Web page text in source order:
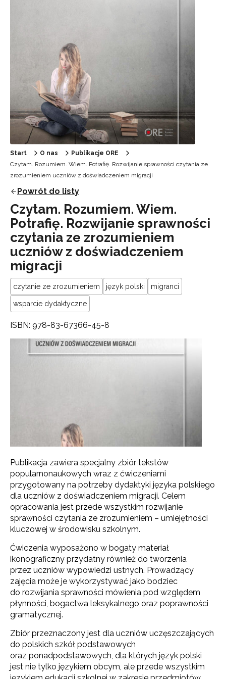
Start O nas
Publikacje ORE
Czytam. Rozumiem. Wiem. Potrafię. Rozwijanie sprawności czytania ze
zrozumieniem uczniów z doświadczeniem migracji
Powrót do listy
Czytam. Rozumiem. Wiem.
Potrafię. Rozwijanie sprawności
czytania ze zrozumieniem
uczniów z doświadczeniem
migracji
czytanie ze zrozumieniem język polski migranci
wsparcie dydaktyczne
ISBN: 978-83-67366-45-8
Publikacja zawiera specjalny zbiór tekstów
popularnonaukowych wraz z ćwiczeniami
przygotowany na potrzeby dydaktyki języka polskiego
dla uczniów z doświadczeniem migracji. Celem
opracowania jest przede wszystkim rozwijanie
sprawności czytania ze zrozumieniem – umiejętności
kluczowej w środowisku szkolnym.
Ćwiczenia wyposażono w bogaty materiał
ikonograficzny przydatny również do tworzenia
przez uczniów wypowiedzi ustnych. Prowadzący
zajęcia może je wykorzystywać jako bodziec
do rozwijania sprawności mówienia pod względem
płynności, bogactwa leksykalnego oraz poprawności
gramatycznej.
Zbiór przeznaczony jest dla uczniów uczęszczających
do polskich szkół podstawowych
oraz ponadpodstawowych, dla których język polski
jest nie tylko językiem obcym, ale przede wszystkim